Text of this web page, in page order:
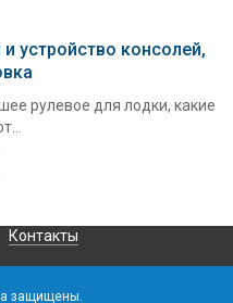
устройство консолей,
рулевое для лодки, какие
Контакты
защищены.